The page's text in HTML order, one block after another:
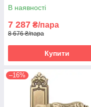
В наявності
7 287 ₴/пара
8 676 ₴/пара
Купити
–16%